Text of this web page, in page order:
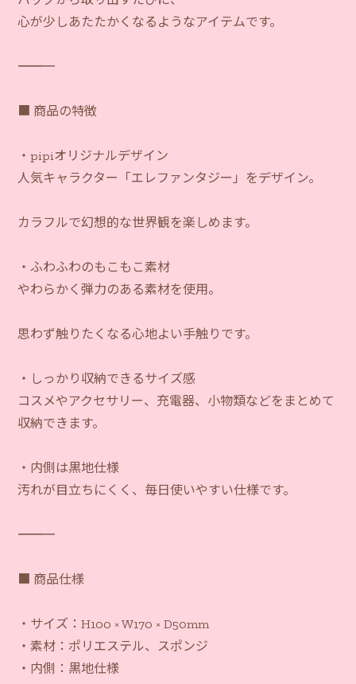
心が少しあたたかくなるようなアイテムです。
―――――――――――
■ 商品の特徴
・pipiオリジナルデザイン
人気キャラクター「エレファンタジー」をデザイン。
カラフルで幻想的な世界観を楽しめます。
・ふわふわのもこもこ素材
やわらかく弾力のある素材を使用。
思わず触りたくなる心地よい手触りです。
・しっかり収納できるサイズ感
コスメやアクセサリー、充電器、小物類などをまとめて
収納できます。
・内側は黒地仕様
汚れが目立ちにくく、毎日使いやすい仕様です。
―――――――――――
■ 商品仕様
・サイズ：H100 × W170 × D50mm
・素材：ポリエステル、スポンジ
・内側：黒地仕様